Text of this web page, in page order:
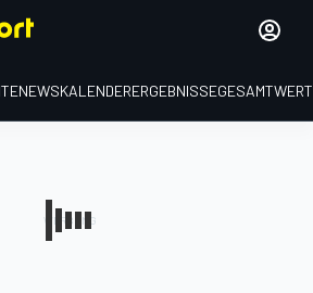
NEWSKALENDERERGEBNISSE